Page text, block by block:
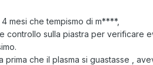
mesi che tempismo di m****,
sulla piastra per verificare
che il plasma si guastasse ,